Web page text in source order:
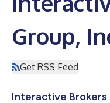
Group,
Get RSS Feed
Interactive Brokers